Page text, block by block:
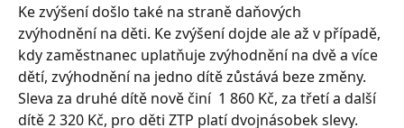
Ke zvýšení došlo také na straně daňových
zvýhodnění na děti. Ke zvýšení dojde ale až v případě,
kdy zaměstnanec uplatňuje zvýhodnění na dvě a více
dětí, zvýhodnění na jedno dítě zůstává beze změny.
Sleva za druhé dítě nově činí  1 860 Kč, za třetí a další
dítě 2 320 Kč, pro děti ZTP platí dvojnásobek slevy.